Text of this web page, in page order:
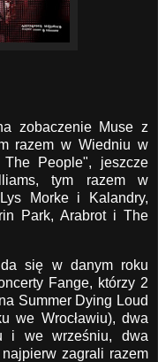
zobaczenie Muse z
razem w Wiedniu w
People", jeszcze
tym razem w
Morke i Kalandry,
Park, Arabrot i The
da się w danym roku
Fange, którzy 2
Summer Dying Loud
we Wrocławiu), dwa
i we wrześniu, dwa
zagrali razem